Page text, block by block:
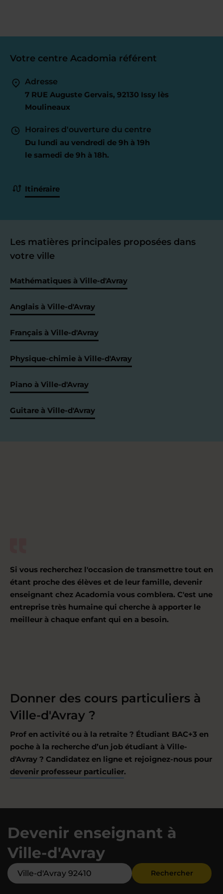
Votre centre Acadomia référent
Adresse
7 RUE Auguste Gervais, 92130 Issy lès
Moulineaux
Horaires d'ouverture du centre
Du lundi au vendredi de 9h à 19h
le samedi de 9h à 18h.
Itinéraire
Les matières principales proposées dans
votre ville
Mathématiques à Ville-d'Avray
Anglais à Ville-d'Avray
Français à Ville-d'Avray
Physique-chimie à Ville-d'Avray
Piano à Ville-d'Avray
Guitare à Ville-d'Avray
Si vous recherchez l'occasion de transmettre tout en
étant proche des élèves et de leur famille, devenir
enseignant chez Acadomia vous comblera. C'est une
entreprise très humaine qui cherche à apporter le
meilleur à chaque enfant qui en a besoin.
Donner des cours particuliers à
Ville-d'Avray ?
Prof en activité ou à la retraite ? Étudiant BAC+3 en
poche à la recherche d’un job étudiant à Ville-
d'Avray ? Candidatez en ligne et rejoignez-nous pour
devenir professeur particulier.
Devenir enseignant à
Ville-d'Avray
Rechercher